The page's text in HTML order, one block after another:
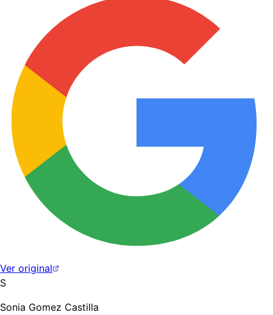
Ver original
S
Sonia Gomez Castilla